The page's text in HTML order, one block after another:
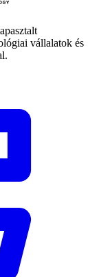
vállalatok és